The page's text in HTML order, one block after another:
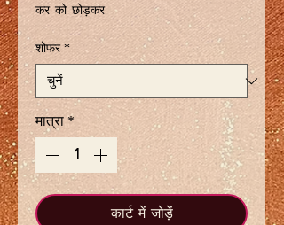
कर को छोड़कर
शोफर *
मात्रा *
कार्ट में जोड़ें